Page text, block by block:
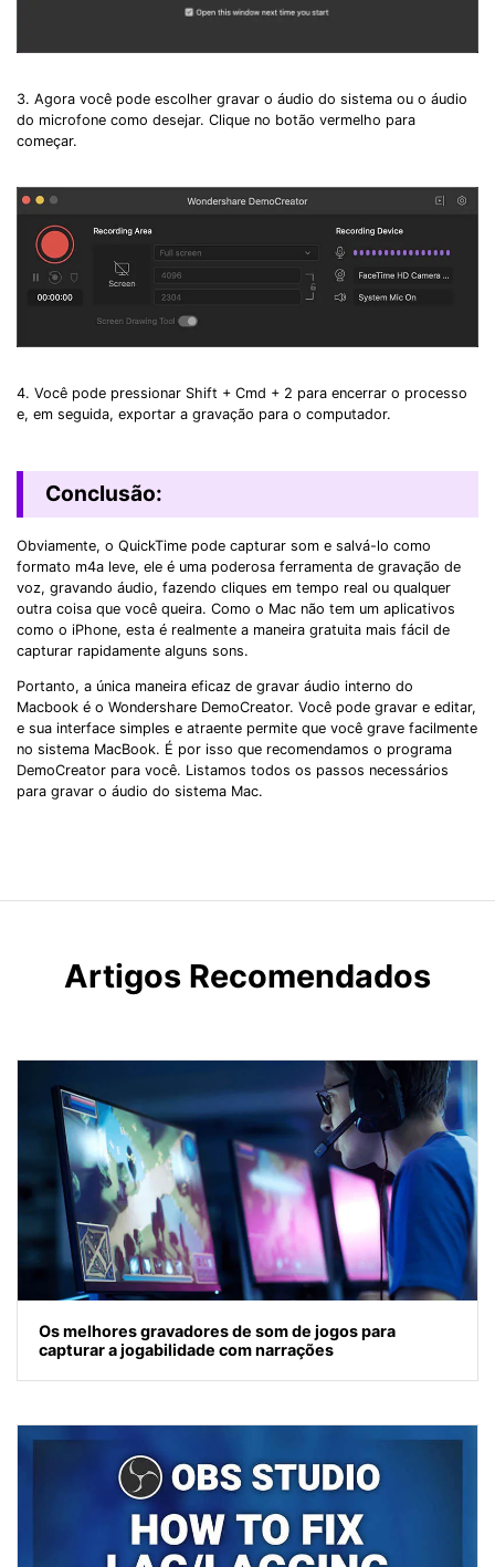
3. Agora você pode escolher gravar o áudio do sistema ou o áudio
do microfone como desejar. Clique no botão vermelho para
começar.
4. Você pode pressionar Shift + Cmd + 2 para encerrar o processo
e, em seguida, exportar a gravação para o computador.
Conclusão:
Obviamente, o QuickTime pode capturar som e salvá-lo como
formato m4a leve, ele é uma poderosa ferramenta de gravação de
voz, gravando áudio, fazendo cliques em tempo real ou qualquer
outra coisa que você queira. Como o Mac não tem um aplicativos
como o iPhone, esta é realmente a maneira gratuita mais fácil de
capturar rapidamente alguns sons.
Portanto, a única maneira eficaz de gravar áudio interno do
Macbook é o Wondershare DemoCreator. Você pode gravar e editar,
e sua interface simples e atraente permite que você grave facilmente
no sistema MacBook. É por isso que recomendamos o programa
DemoCreator para você. Listamos todos os passos necessários
para gravar o áudio do sistema Mac.
Artigos Recomendados
Os melhores gravadores de som de jogos para
capturar a jogabilidade com narrações